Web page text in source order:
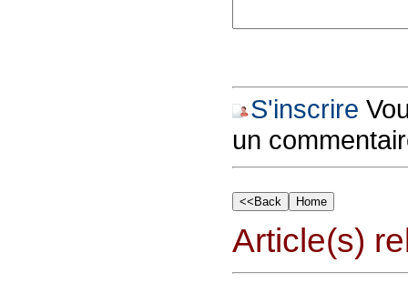
S'inscrire
un
Article(s)